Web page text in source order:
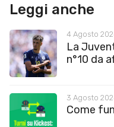
Leggi anche
4 Agosto
La
n°10 da
3 Agosto
Come